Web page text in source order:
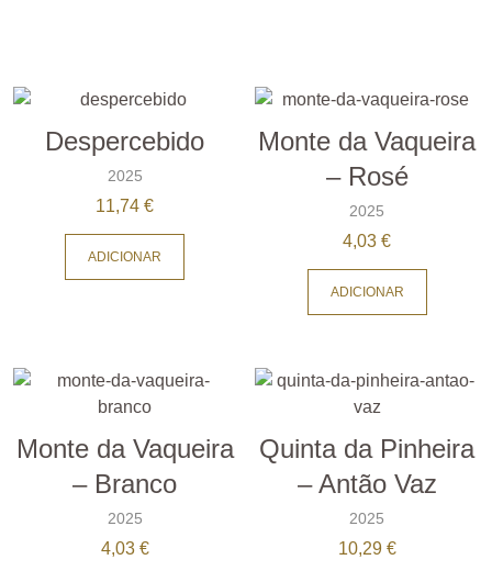
Despercebido
2025
11,74€
ADICIONAR
Monte da Vaqueira
– Rosé
2025
4,03€
ADICIONAR
Monte da Vaqueira
– Branco
2025
4,03 €
Quinta da Pinheira
– Antão Vaz
2025
10,29 €